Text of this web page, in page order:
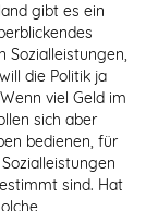
gibt es ein
Sozialleistungen,
die Politik ja
viel Geld im
sich aber
bedienen, für
sind. Hat